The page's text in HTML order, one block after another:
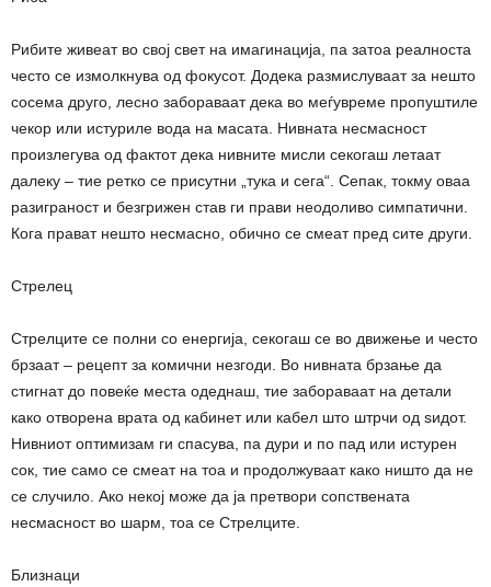
Рибите живеат во свој свет на имагинација, па затоа реалноста
често се измолкнува од фокусот. Додека размислуваат за нешто
сосема друго, лесно забораваат дека во меѓувреме пропуштиле
чекор или истуриле вода на масата. Нивната несмасност
произлегува од фактот дека нивните мисли секогаш летаат
далеку – тие ретко се присутни „тука и сега“. Сепак, токму оваа
разиграност и безгрижен став ги прави неодоливо симпатични.
Кога прават нешто несмасно, обично се смеат пред сите други.
Стрелец
Стрелците се полни со енергија, секогаш се во движење и често
брзаат – рецепт за комични незгоди. Во нивната брзање да
стигнат до повеќе места одеднаш, тие забораваат на детали
како отворена врата од кабинет или кабел што штрчи од ѕидот.
Нивниот оптимизам ги спасува, па дури и по пад или истурен
сок, тие само се смеат на тоа и продолжуваат како ништо да не
се случило. Ако некој може да ја претвори сопствената
несмасност во шарм, тоа се Стрелците.
Близнаци